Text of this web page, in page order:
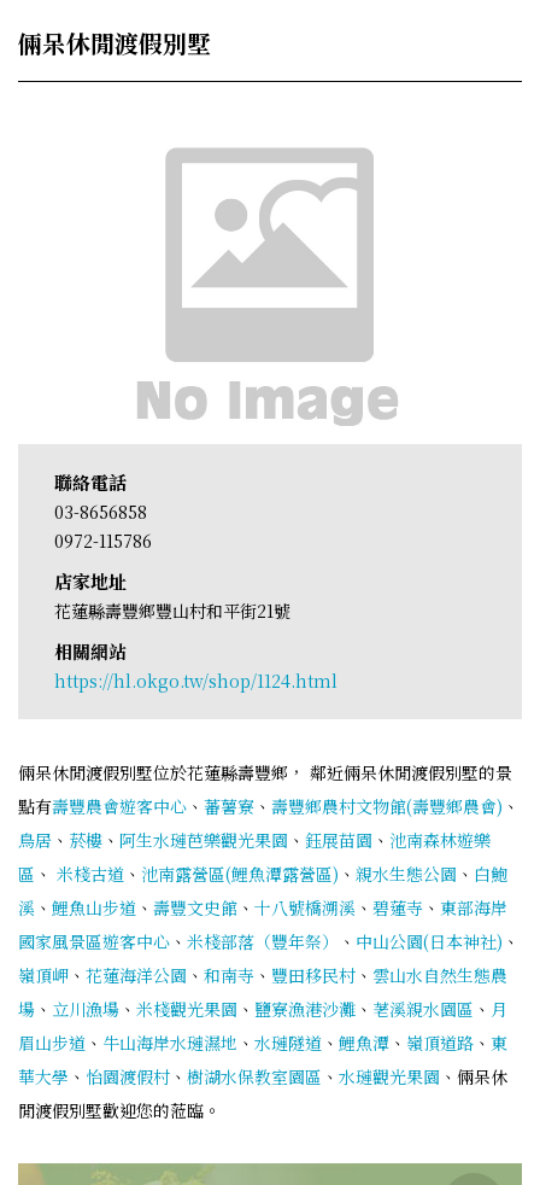
倆呆休閒渡假別墅
聯絡電話
03-8656858
0972-115786
店家地址
花蓮縣壽豐鄉豐山村和平街21號
相關網站
https://hl.okgo.tw/shop/1124.html
倆呆休閒渡假別墅位於花蓮縣壽豐鄉， 鄰近倆呆休閒渡假別墅的景
點有壽豐農會遊客中心 、 蕃薯寮 、 壽豐鄉農村文物館(壽豐鄉農會) 、
鳥居 、 菸樓 、 阿生水璉芭樂觀光果園 、 鈺展苗園 、 池南森林遊樂
區 、 米棧古道 、 池南露營區(鯉魚潭露營區) 、 親水生態公園 、 白鮑
溪 、 鯉魚山步道 、 壽豐文史館 、 十八號橋溯溪 、 碧蓮寺 、 東部海岸
國家風景區遊客中心 、 米棧部落（豐年祭） 、 中山公園(日本神社) 、
嶺頂岬 、 花蓮海洋公園 、 和南寺 、 豐田移民村 、 雲山水自然生態農
場 、 立川漁場 、 米棧觀光果園 、 鹽寮漁港沙灘 、 荖溪親水園區 、 月
眉山步道 、 牛山海岸水璉濕地 、 水璉隧道 、 鯉魚潭 、 嶺頂道路 、 東
華大學 、 怡園渡假村 、 樹湖水保教室園區 、 水璉觀光果園 、倆呆休
閒渡假別墅歡迎您的蒞臨。